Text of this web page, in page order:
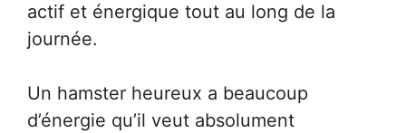
actif et énergique tout au long de la
journée.
Un hamster heureux a beaucoup
d’énergie qu’il veut absolument